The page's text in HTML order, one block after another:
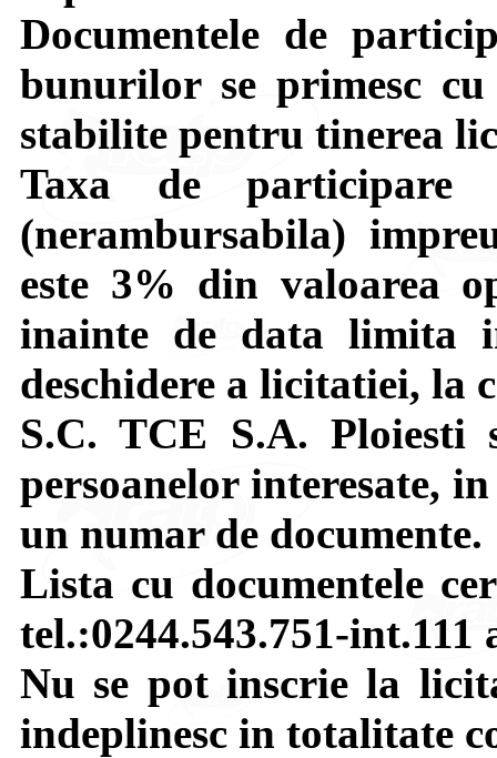
Documentele de
bunurilor se primesc
stabilite pentru tinerea
Taxa de
(nerambursabila)
este 3% din valoarea
inainte de data limita
deschidere a licitatiei, la
S.C. TCE S.A. Ploiesti
persoanelor interesate,
un numar de documente.
Lista cu documentele
tel.:0244.543.751-
Nu se pot inscrie la
indeplinesc in totalitate